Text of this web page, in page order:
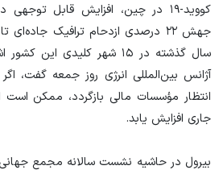
کووید-۱۹ در چین، افزایش قابل
جهش ۲۲ درصدی ازدحام ترافیک
سال گذشته در ۱۵ شهر کلیدی
آژانس بین‌المللی انرژی روز جمعه گفت،
انتظار مؤسسات مالی بازگردد، ممکن است
جاری افزایش یابد.
بیرول در حاشیه نشست سالانه مجمع جهانی